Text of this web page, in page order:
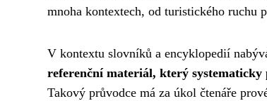
mnoha kontextech, od turistického ruchu
V kontextu slovníků a encyklopedií
referenční materiál, který
Takový průvodce má za úkol čtenáře